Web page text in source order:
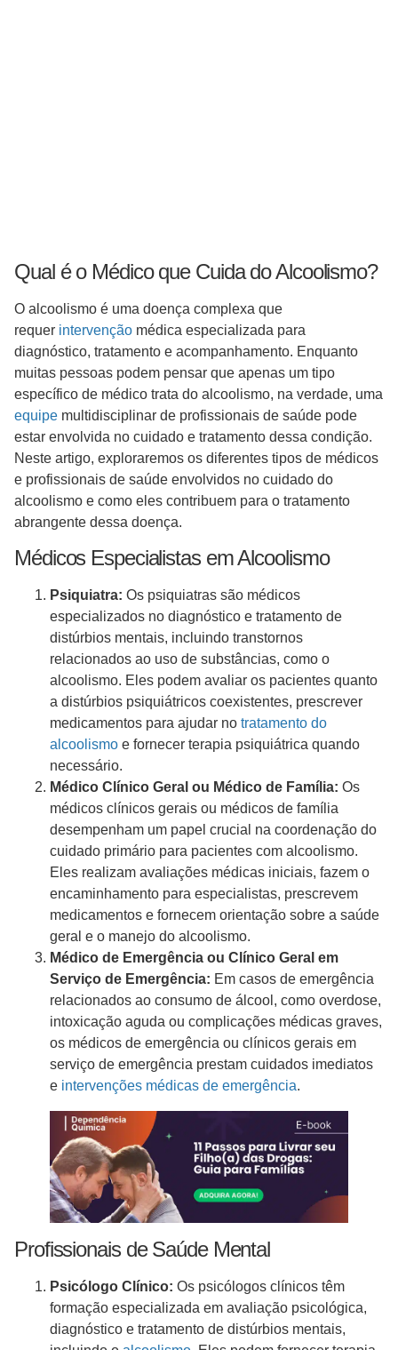
Qual é o Médico que Cuida do Alcoolismo?
O alcoolismo é uma doença complexa que
requer intervenção médica especializada para
diagnóstico, tratamento e acompanhamento. Enquanto
muitas pessoas podem pensar que apenas um tipo
específico de médico trata do alcoolismo, na verdade, uma
equipe multidisciplinar de profissionais de saúde pode
estar envolvida no cuidado e tratamento dessa condição.
Neste artigo, exploraremos os diferentes tipos de médicos
e profissionais de saúde envolvidos no cuidado do
alcoolismo e como eles contribuem para o tratamento
abrangente dessa doença.
Médicos Especialistas em Alcoolismo
Psiquiatra: Os psiquiatras são médicos
especializados no diagnóstico e tratamento de
distúrbios mentais, incluindo transtornos
relacionados ao uso de substâncias, como o
alcoolismo. Eles podem avaliar os pacientes quanto
a distúrbios psiquiátricos coexistentes, prescrever
medicamentos para ajudar no tratamento do
alcoolismo e fornecer terapia psiquiátrica quando
necessário.
Médico Clínico Geral ou Médico de Família: Os
médicos clínicos gerais ou médicos de família
desempenham um papel crucial na coordenação do
cuidado primário para pacientes com alcoolismo.
Eles realizam avaliações médicas iniciais, fazem o
encaminhamento para especialistas, prescrevem
medicamentos e fornecem orientação sobre a saúde
geral e o manejo do alcoolismo.
Médico de Emergência ou Clínico Geral em
Serviço de Emergência: Em casos de emergência
relacionados ao consumo de álcool, como overdose,
intoxicação aguda ou complicações médicas graves,
os médicos de emergência ou clínicos gerais em
serviço de emergência prestam cuidados imediatos
e intervenções médicas de emergência.
Profissionais de Saúde Mental
Psicólogo Clínico: Os psicólogos clínicos têm
formação especializada em avaliação psicológica,
diagnóstico e tratamento de distúrbios mentais,